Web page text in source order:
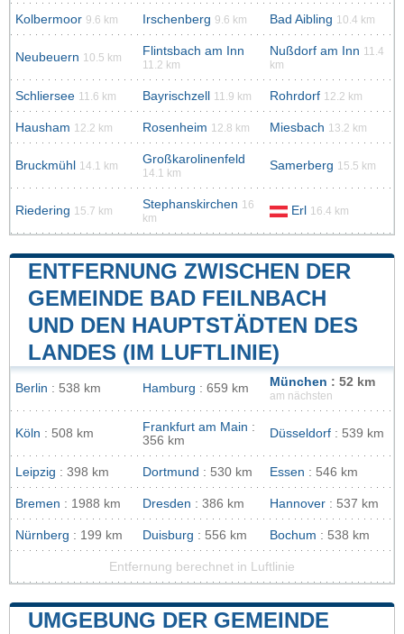
Kolbermoor 9.6 km Irschenberg 9.6 km Bad Aibling 10.4 km
Neubeuern 10.5 km Flintsbach am Inn
11.2 km
Nußdorf am Inn 11.4
km
Schliersee 11.6 km Bayrischzell 11.9 km Rohrdorf 12.2 km
Hausham 12.2 km Rosenheim 12.8 km Miesbach 13.2 km
Bruckmühl 14.1 km Großkarolinenfeld
14.1 km
Samerberg 15.5 km
Riedering 15.7 km Stephanskirchen 16
km
Erl 16.4 km
ENTFERNUNG ZWISCHEN DER
GEMEINDE BAD FEILNBACH
UND DEN HAUPTSTÄDTEN DES
LANDES (IM LUFTLINIE)
Berlin : 538 km Hamburg : 659 km München : 52 km
am nächsten
Köln : 508 km Frankfurt am Main :
356 km
Düsseldorf : 539 km
Leipzig : 398 km Dortmund : 530 km Essen : 546 km
Bremen : 1988 km Dresden : 386 km Hannover : 537 km
Nürnberg : 199 km Duisburg : 556 km Bochum : 538 km
Entfernung berechnet in Luftlinie
UMGEBUNG DER GEMEINDE